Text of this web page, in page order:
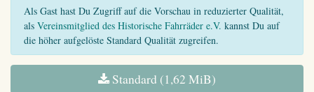
Als Gast hast Du Zugriff auf die Vorschau in reduzierter Qualität,
als Vereinsmitglied des Historische Fahrräder e.V. kannst Du auf
die höher aufgelöste Standard Qualität zugreifen.
Standard (1,62 MiB)